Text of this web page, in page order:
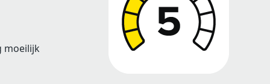
moeilijk